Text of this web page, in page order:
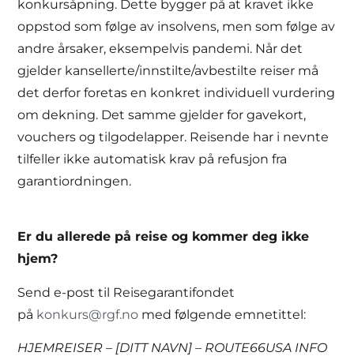
konkursåpning. Dette bygger på at kravet ikke
oppstod som følge av insolvens, men som følge av
andre årsaker, eksempelvis pandemi. Når det
gjelder kansellerte/innstilte/avbestilte reiser må
det derfor foretas en konkret individuell vurdering
om dekning. Det samme gjelder for gavekort,
vouchers og tilgodelapper. Reisende har i nevnte
tilfeller ikke automatisk krav på refusjon fra
garantiordningen.
Er du allerede på reise og kommer deg ikke
hjem?
Send e-post til Reisegarantifondet
på konkurs@rgf.no med følgende emnetittel:
HJEMREISER – [DITT NAVN] – ROUTE66USA INFO